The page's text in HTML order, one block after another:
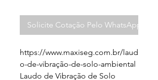
Solicite Cotação Pelo WhatsApp
https://www.maxiseg.com.br/laud
o-de-vibração-de-solo-ambiental
Laudo de Vibração de Solo